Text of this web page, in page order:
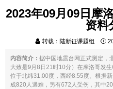
2023年09月09日摩
资料
转载：陆新征课题组
内容简介：据中国地震台网正式测定，
大致是9月8日21时10分）在摩洛哥发
位于北纬31.00度，西经8.55度。根据
成820人遇难，另有672人受伤，其中